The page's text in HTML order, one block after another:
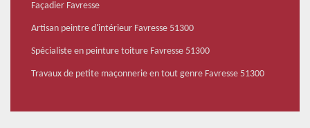
Façadier Favresse
Artisan peintre d'intérieur Favresse 51300
Spécialiste en peinture toiture Favresse 51300
Travaux de petite maçonnerie en tout genre Favresse 51300